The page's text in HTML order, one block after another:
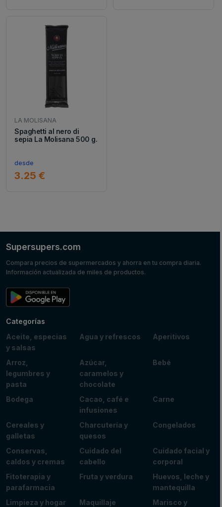
LA MOLISANA
Spaghetti al nero di
sepia La Molisana 500 g.
desde
3.25 €
Supersupers.com
Compara precios de supermercados y ahorra en tu compra diaria.
Información actualizada de miles de productos.
Categorías
Aceite, especias
y salsas
Agua y refrescos Aperitivos
Arroz,
legumbres y
pasta
Azúcar,
caramelos y
chocolate
Bebé
Bodega
Cacao, café e
infusiones
Carne
Cereales y
galletas
Charcutería y
quesos
Congelados
Conservas,
caldos y cremas
Cuidado del
cabello
Cuidado facial y
corporal
Fitoterapia y
parafarmacia
Fruta y verdura
Huevos, leche y
mantequilla
Limpieza y hogar
Maquillaje
Marisco y